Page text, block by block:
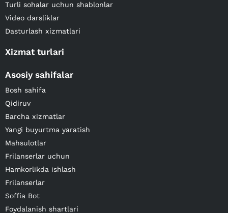
Turli sohalar uchun shablonlar
Video darsliklar
Dasturlash xizmatlari
Xizmat turlari
Asosiy sahifalar
Bosh sahifa
Qidiruv
Barcha xizmatlar
Yangi buyurtma yaratish
Mahsulotlar
Frilanserlar uchun
Hamkorlikda ishlash
Frilanserlar
Soffia Bot
Foydalanish shartlari